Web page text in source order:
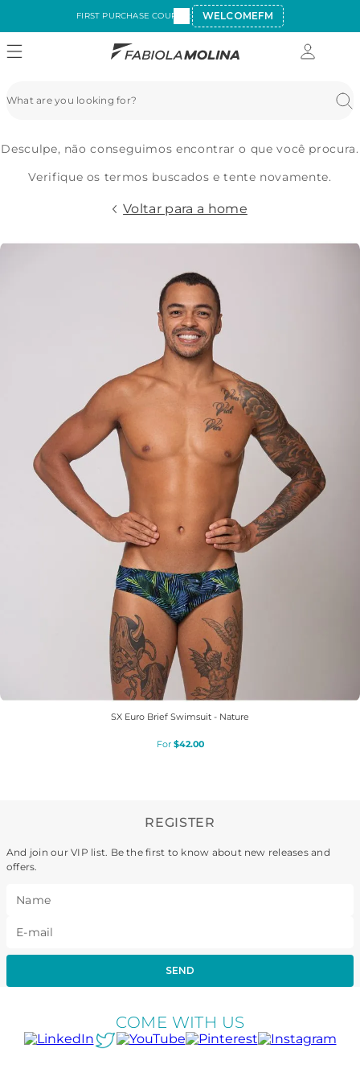
FIRST PURCHASE COUPON: WELCOMEFM
Desculpe, não conseguimos encontrar o que você procura.
Verifique os termos buscados e tente novamente.
Voltar para a home
SX Euro Brief Swimsuit - Nature
$42.00
REGISTER
And join our VIP list. Be the first to know about new releases and
offers.
SEND
COME WITH US